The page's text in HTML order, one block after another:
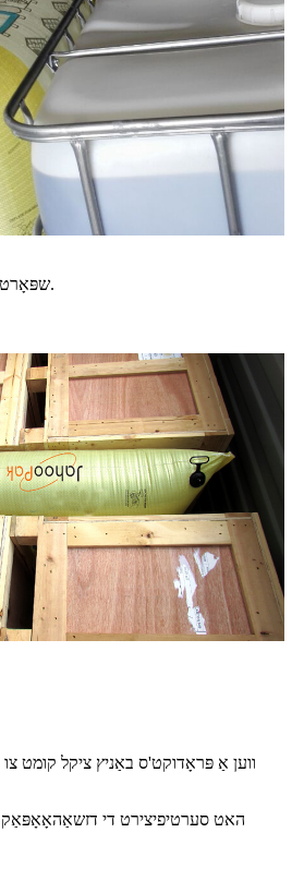
שפּאָרט צייט און קאָסטן אין שיפּינג.
ווען אַ פּראָדוקט'ס באַניץ ציקל קומט צו